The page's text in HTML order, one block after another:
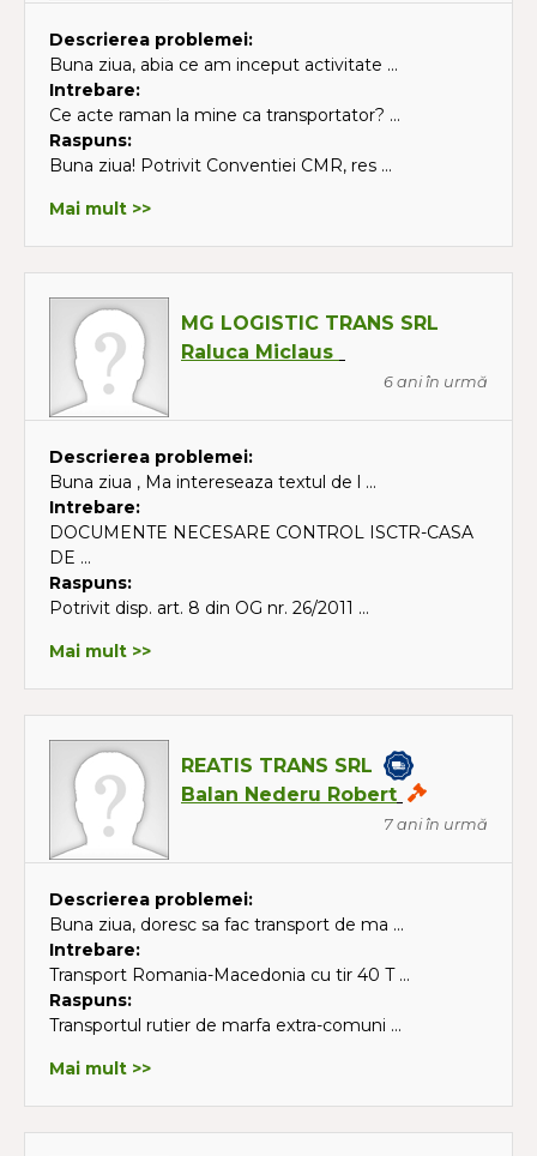
Descrierea problemei:
Buna ziua, abia ce am inceput activitate ...
Intrebare:
Ce acte raman la mine ca transportator? ...
Raspuns:
Buna ziua! Potrivit Conventiei CMR, res ...
Mai mult >>
MG LOGISTIC TRANS SRL
Raluca Miclaus
6 ani în urmă
Descrierea problemei:
Buna ziua , Ma intereseaza textul de l ...
Intrebare:
DOCUMENTE NECESARE CONTROL ISCTR-CASA
DE ...
Raspuns:
Potrivit disp. art. 8 din OG nr. 26/2011 ...
Mai mult >>
REATIS TRANS SRL
Balan Nederu Robert
7 ani în urmă
Descrierea problemei:
Buna ziua, doresc sa fac transport de ma ...
Intrebare:
Transport Romania-Macedonia cu tir 40 T ...
Raspuns:
Transportul rutier de marfa extra-comuni ...
Mai mult >>